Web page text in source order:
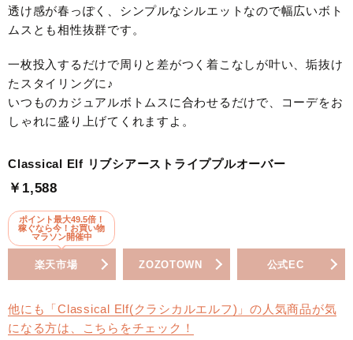
透け感が春っぽく、シンプルなシルエットなので幅広いボト
ムスとも相性抜群です。
一枚投入するだけで周りと差がつく着こなしが叶い、垢抜け
たスタイリングに♪
いつものカジュアルボトムスに合わせるだけで、コーデをお
しゃれに盛り上げてくれますよ。
Classical Elf リブシアーストライププルオーバー
￥1,588
ポイント最大49.5倍！
稼ぐなら今！お買い物
マラソン開催中
楽天市場 ZOZOTOWN 公式EC
他にも「Classical Elf(クラシカルエルフ)」の人気商品が気
になる方は、こちらをチェック！